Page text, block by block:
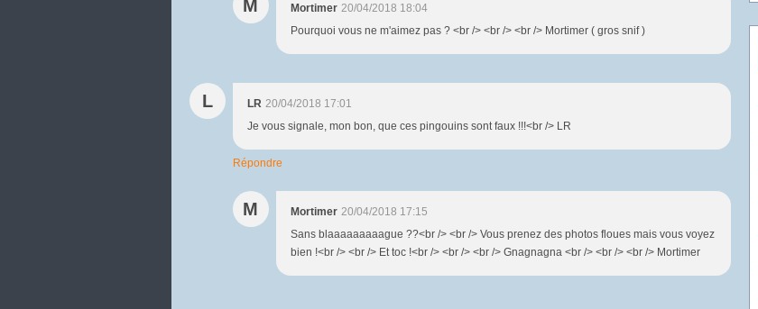
M Mortimer 20/04/2018 18:04
Pourquoi vous ne m'aimez pas ? <br /> <br /> <br /> Mortimer ( gros snif )
L LR 20/04/2018 17:01
Je vous signale, mon bon, que ces pingouins sont faux !!!<br /> LR
Répondre
M Mortimer 20/04/2018 17:15
Sans blaaaaaaaaague ??<br /> <br /> Vous prenez des photos floues mais vous voyez
bien !<br /> <br /> Et toc !<br /> <br /> <br /> Gnagnagna <br /> <br /> <br /> Mortimer